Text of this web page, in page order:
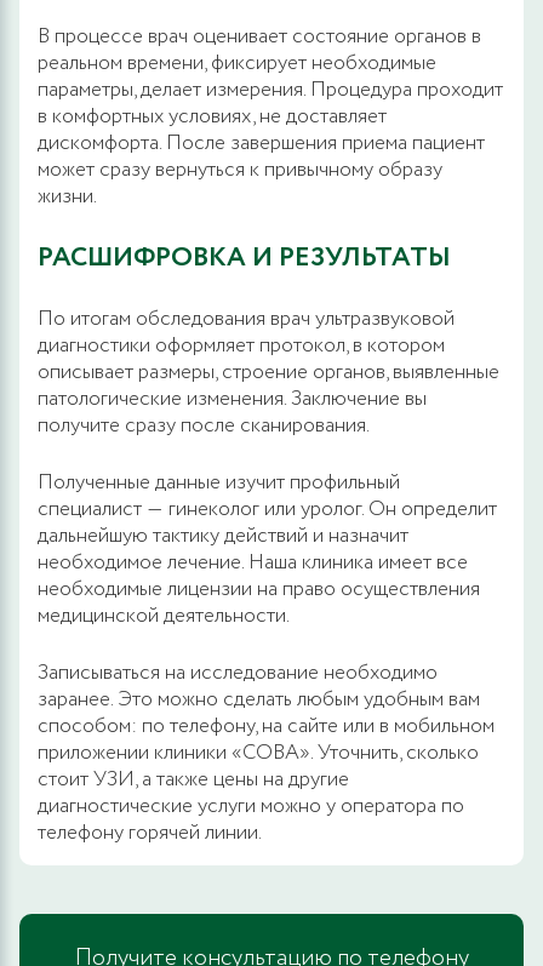
В процессе врач оценивает состояние органов в
реальном времени, фиксирует необходимые
параметры, делает измерения. Процедура проходит
в комфортных условиях, не доставляет
дискомфорта. После завершения приема пациент
может сразу вернуться к привычному образу
жизни.
РАСШИФРОВКА И РЕЗУЛЬТАТЫ
По итогам обследования врач ультразвуковой
диагностики оформляет протокол, в котором
описывает размеры, строение органов, выявленные
патологические изменения. Заключение вы
получите сразу после сканирования.
Полученные данные изучит профильный
специалист ― гинеколог или уролог. Он определит
дальнейшую тактику действий и назначит
необходимое лечение. Наша клиника имеет все
необходимые лицензии на право осуществления
медицинской деятельности.
Записываться на исследование необходимо
заранее. Это можно сделать любым удобным вам
способом: по телефону, на сайте или в мобильном
приложении клиники «СОВА». Уточнить, сколько
стоит УЗИ, а также цены на другие
диагностические услуги можно у оператора по
телефону горячей линии.
Получите консультацию по телефону